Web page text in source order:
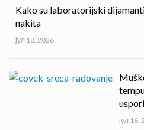
Kako su laboratorijski
nakita
јул 18, 2026
јул 16,